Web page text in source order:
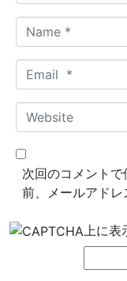
a
m
*
m
a
*
W
e
b
e
次回のコメント
前、メールアドレ
上に